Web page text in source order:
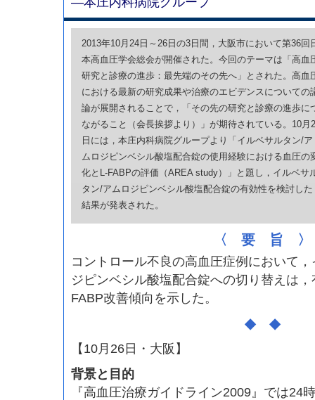
2013年10月24日～26日の3日間，大阪市において第36回
本高血圧学会総会が開催された。今回のテーマは「高血
研究と診療の進歩：最先端のその先へ」とされた。高血
における最新の研究成果や治療のエビデンスについての
論が展開されることで，「その先の研究と診療の進歩に
ながること（会長挨拶より）」が期待されている。10月
日には，本庄内科病院グループより「イルベサルタン/ア
ムロジピンベシル酸塩配合錠の使用経験における血圧の
化とL-FABPの評価（AREA study）」と題し，イルベサ
タン/アムロジピンベシル酸塩配合錠の有効性を検討した
結果が発表された。
〈 要 旨 〉
コントロール不良の高血圧症例において
ジピンベシル酸塩配合錠への切り替えは
FABP改善傾向を示した。
◆ ◆
【10月26日・大阪】
背景と目的
『高血圧治療ガイドライン2009』では24